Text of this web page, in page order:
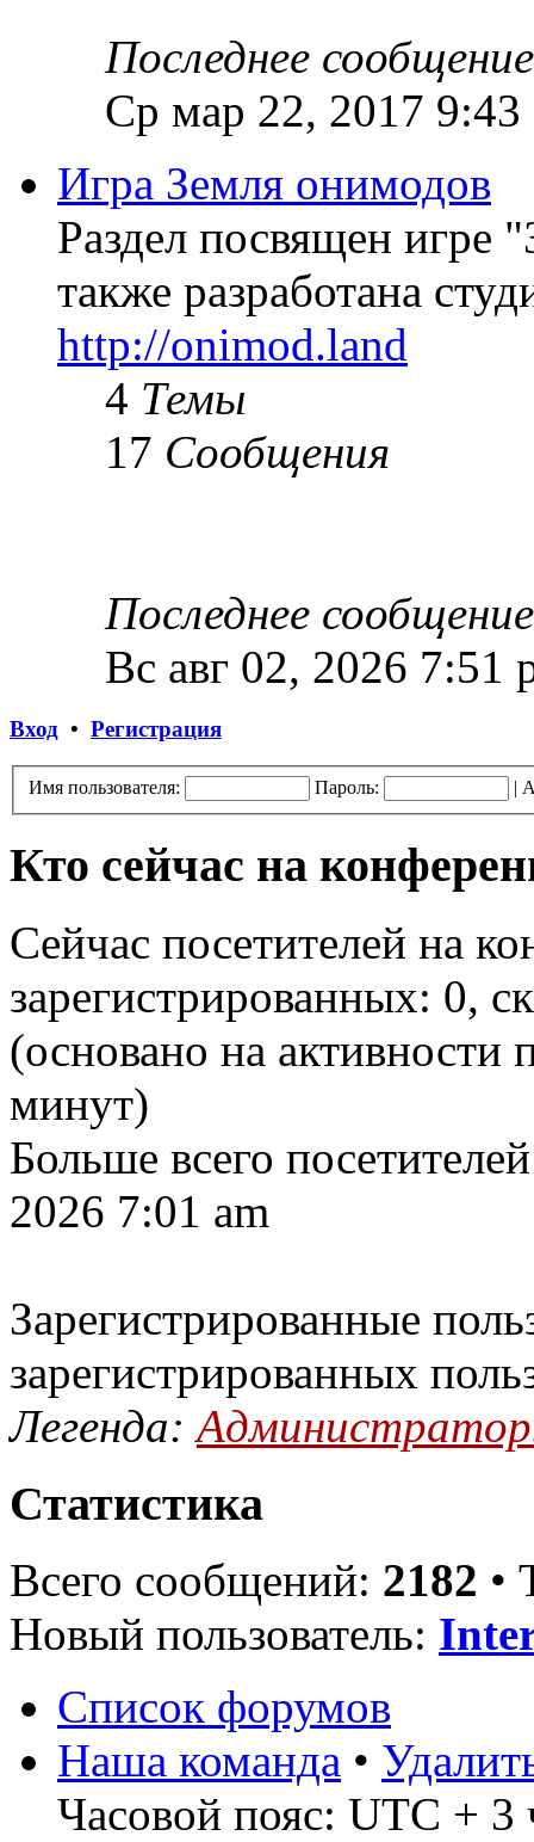
Последнее сообщение
Ср мар 22, 2017 9:43
Игра Земля онимодов
Раздел посвящен игре
также разработана
http://onimod.land
4 Темы
17 Сообщения
Последнее сообщение
Вс авг 02, 2026 7:51
Вход • Регистрация
Имя пользователя: Пароль: |
Кто сейчас на
Сейчас посетителей на
зарегистрированных: 0,
(основано на активности
минут)
Больше всего
2026 7:01 am
Зарегистрированные
зарегистрированных
Легенда:
Статистика
Всего сообщений: 2182 •
Новый пользователь:
Список форумов
Наша команда •
Часовой пояс: UTC + 3